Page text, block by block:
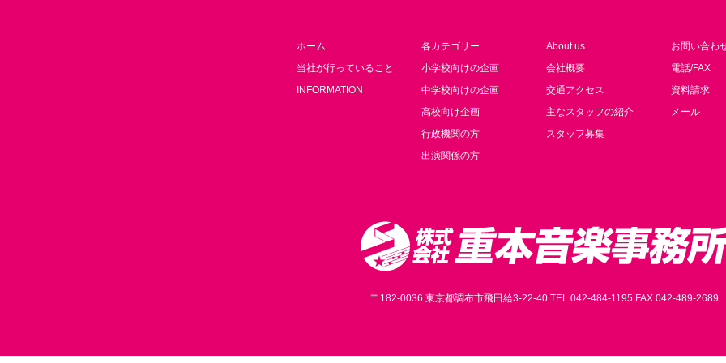
ホーム
当社が行っていること
INFORMATION
各カテゴリー
小学校向けの企画
中学校向けの企画
高校向け企画
行政機関の方
出演関係の方
About us
会社概要
交通アクセス
主なスタッフの紹介
スタッフ募集
お問い合わ
電話/FAX
資料請求
メール
〒182-0036 東京都調布市飛田給3-22-40 TEL.042-484-1195 FAX.042-489-2689